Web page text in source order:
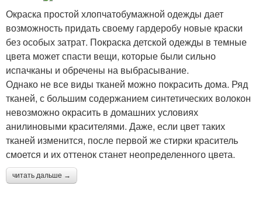
Окраска простой хлопчатобумажной одежды дает
возможность придать своему гардеробу новые краски
без особых затрат. Покраска детской одежды в темные
цвета может спасти вещи, которые были сильно
испачканы и обречены на выбрасывание.
Однако не все виды тканей можно покрасить дома. Ряд
тканей, с большим содержанием синтетических волокон
невозможно окрасить в домашних условиях
анилиновыми красителями. Даже, если цвет таких
тканей изменится, после первой же стирки краситель
смоется и их оттенок станет неопределенного цвета.
читать дальше →